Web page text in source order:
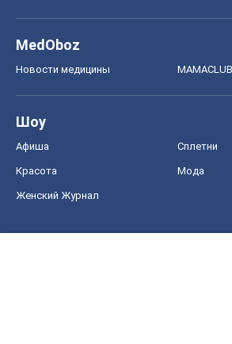
MedOboz
Новости медицины MAMACLUB
Шоу
Афиша Сплетни
Красота Мода
Женский Журнал